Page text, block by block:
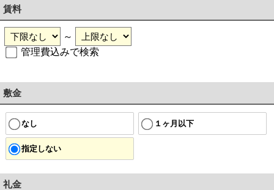
賃料
～
管理費込みで検索
敷金
なし １ヶ月以下
指定しない
礼金